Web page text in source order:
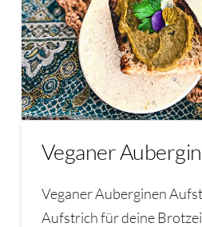
Veganer
Veganer Auberginen
Aufstrich für deine